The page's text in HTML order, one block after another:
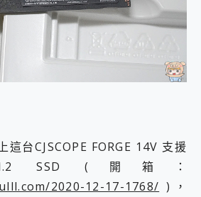
這台CJSCOPE FORGE 14V 支援
SSD (開箱：
2020-12-17-1768/ )，